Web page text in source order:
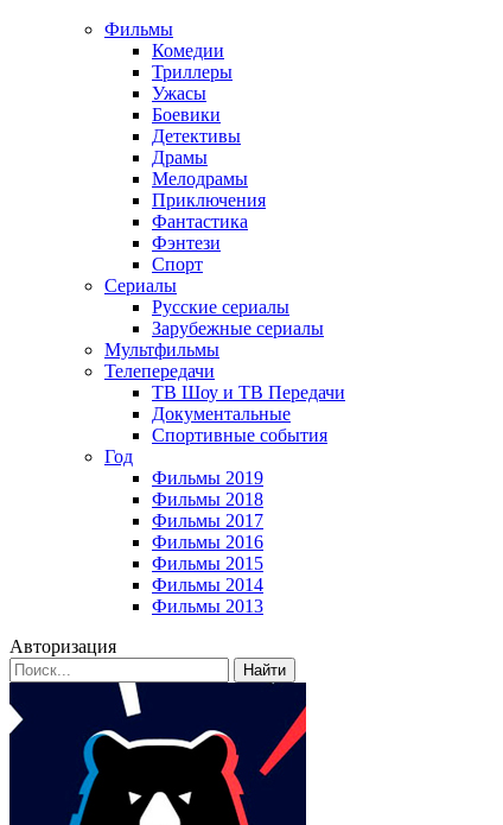
Фильмы
Комедии
Триллеры
Ужасы
Боевики
Детективы
Драмы
Мелодрамы
Приключения
Фантастика
Фэнтези
Спорт
Сериалы
Русские сериалы
Зарубежные сериалы
Мультфильмы
Телепередачи
ТВ Шоу и ТВ Передачи
Документальные
Спортивные события
Год
Фильмы 2019
Фильмы 2018
Фильмы 2017
Фильмы 2016
Фильмы 2015
Фильмы 2014
Фильмы 2013
Авторизация
Найти